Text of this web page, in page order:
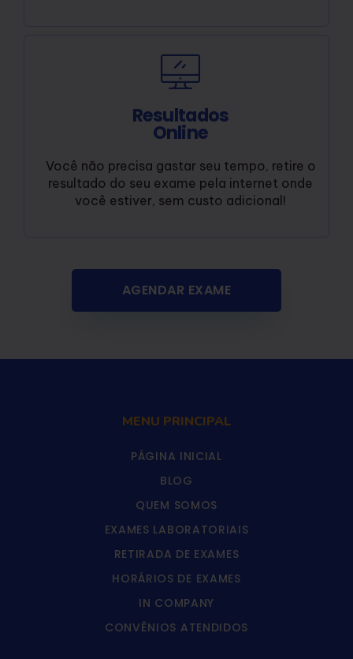
Resultados
Online
Você não precisa gastar seu tempo, retire o
resultado do seu exame pela internet onde
você estiver, sem custo adicional!
AGENDAR EXAME
MENU PRINCIPAL
PÁGINA INICIAL
BLOG
QUEM SOMOS
EXAMES LABORATORIAIS
RETIRADA DE EXAMES
HORÁRIOS DE EXAMES
IN COMPANY
CONVÊNIOS ATENDIDOS